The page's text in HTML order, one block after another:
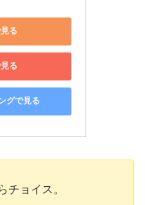
る
る
グで見る
チョイス。